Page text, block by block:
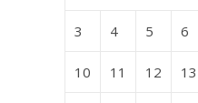
3 4 5 6
10 11 12 13